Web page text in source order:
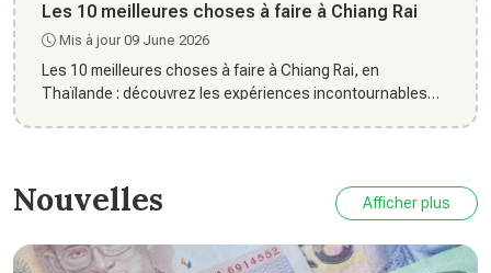
Les 10 meilleures choses à faire à Chiang Rai
Mis à jour 09 June 2026
Les 10 meilleures choses à faire à Chiang Rai, en
Thaïlande : découvrez les expériences incontournables
Nouvelles Afficher plus